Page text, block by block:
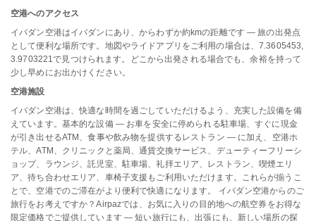
空港へのアクセス
イバダン空港はイバダンにあり、からわずか約kmの距離です — 旅の出発点
として便利な場所です。地図やライドアプリをご利用の場合は、7.3605453,
3.9703221で見つけられます。どこから出発される場合でも、余裕を持って
少し早めにお出かけください。
空港施設
イバダン空港は、快適な時間を過ごしていただけるよう、充実した設備を備
えています。基本的な設備 — お車を安全に停められる駐車場、すぐに現金
が引き出せるATM、食事や飲み物を提供するレストラン — に加え、空港ホ
テル、ATM、クリニックと薬局、通貨交換サービス、デューティーフリーシ
ョップ、ラウンジ、託児室、駐車場、礼拝エリア、レストラン、喫煙エリ
ア、待ち合わせエリア、車椅子支援もご利用いただけます。これらが揃うこ
とで、空港でのご滞在がより便利で快適になります。 イバダン空港からのご
旅行をお考えですか？Airpazでは、お気に入りの目的地への航空券をお得な
限定価格でご提供しています — 短い旅行にも、出張にも、新しい場所の探